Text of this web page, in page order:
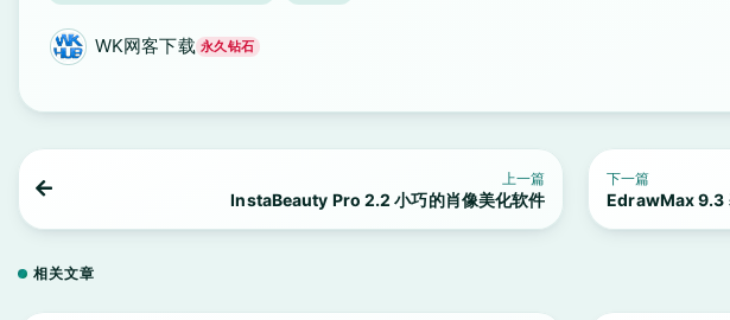
WK网客下载 永久钻石
上一篇
InstaBeauty Pro 2.2 小巧的肖像美化软件
下一篇
EdrawMax 9.3
相关文章